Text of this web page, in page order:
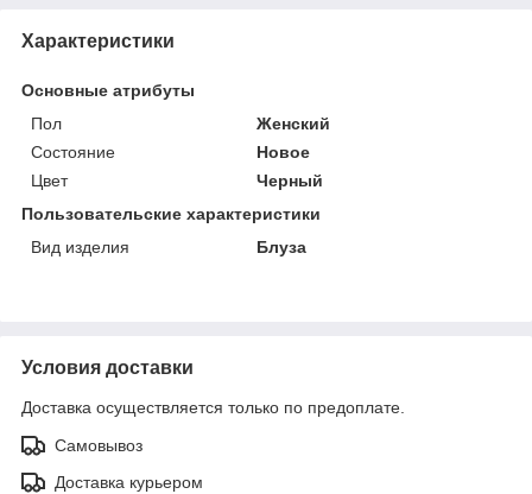
Характеристики
Основные атрибуты
Пол
Женский
Состояние
Новое
Цвет
Черный
Пользовательские характеристики
Вид изделия
Блуза
Условия доставки
Доставка осуществляется только по предоплате.
Самовывоз
Доставка курьером